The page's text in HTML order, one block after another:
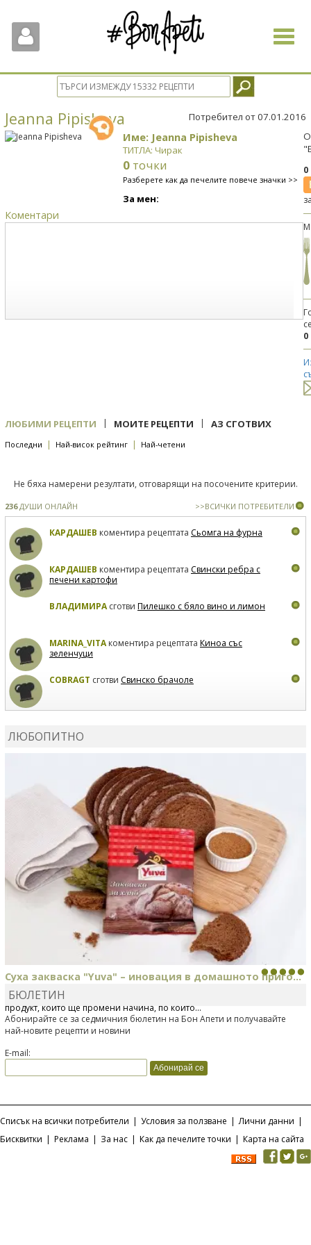
Toggle
Jeanna Pipisheva Потребител от 07.01.2016
Име: Jeanna Pipisheva
ТИТЛА: Чирак
0 точки
Разберете как да печелите повече значки >>
За мен:
Коментари
0
ЛЮБИМИ РЕЦЕПТИ | МОИТЕ РЕЦЕПТИ | АЗ СГОТВИХ
Последни | Най-висок рейтинг | Най-четени
Не бяха намерени резултати, отговарящи на посочените критерии.
236ДУШИ ОНЛАЙН >>ВСИЧКИ ПОТРЕБИТЕЛИ
КАРДАШЕВ коментира рецептата Сьомга на фурна
КАРДАШЕВ коментира рецептата Свински ребра с
печени картофи
ВЛАДИМИРАсготви Пилешко с бяло вино и лимон
MARINA_VITAкоментира рецептата Киноа със
зеленчуци
COBRAGT сготви Свинско брачоле
ЛЮБОПИТНО
Суха закваска "Yuva" – иновация в домашното приго...
Отскоро Лесафр България стартира предлагането на изцяло нов
продукт, който ще промени начина, по който...
БЮЛЕТИН
Абонирайте се за седмичния бюлетин на Бон Апети и получавайте
най-новите рецепти и новини
E-mail:
Списък на всички потребители | Условия за ползване | Лични данни |
Бисквитки | Реклама | За нас | Как да печелите точки | Карта на сайта